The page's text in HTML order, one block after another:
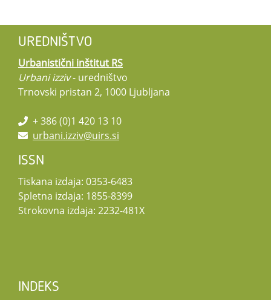
UREDNIŠTVO
Urbanistični inštitut RS
Urbani izziv- uredništvo
Trnovski pristan 2, 1000 Ljubljana
+ 386 (0)1 420 13 10
urbani.izziv@uirs.si
ISSN
Tiskana izdaja: 0353-6483
Spletna izdaja: 1855-8399
Strokovna izdaja: 2232-481X
INDEKS